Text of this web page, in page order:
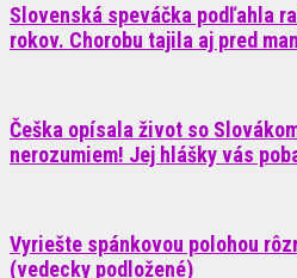
Slovenská speváčka podľahla
rokov. Chorobu tajila aj pred
Češka opísala život so
nerozumiem! Jej hlášky vás
Vyriešte spánkovou polohou
(vedecky podložené)